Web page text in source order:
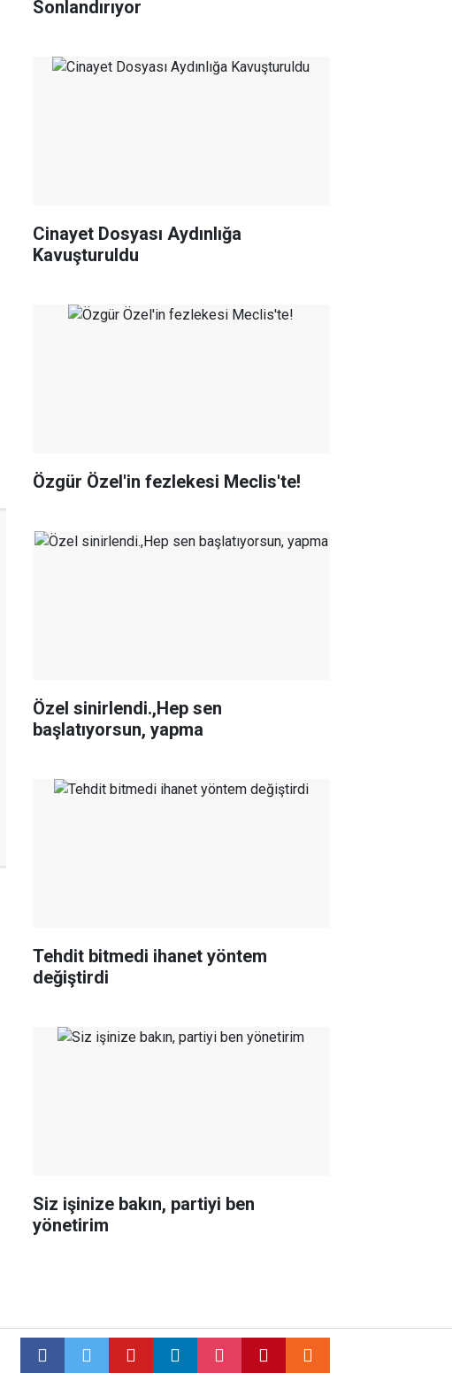
Sonlandırıyor
Cinayet Dosyası Aydınlığa
Kavuşturuldu
Özgür Özel'in fezlekesi Meclis'te!
Özel sinirlendi.,Hep sen
başlatıyorsun, yapma
Tehdit bitmedi ihanet yöntem
değiştirdi
Siz işinize bakın, partiyi ben
yönetirim